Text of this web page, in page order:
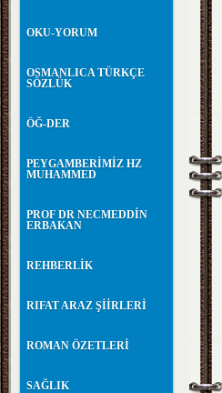
OKU-YORUM
OSMANLICA TÜRKÇE
SÖZLÜK
ÖĞ-DER
PEYGAMBERİMİZ HZ
MUHAMMED
PROF DR NECMEDDİN
ERBAKAN
REHBERLİK
RIFAT ARAZ ŞİİRLERİ
ROMAN ÖZETLERİ
SAĞLIK